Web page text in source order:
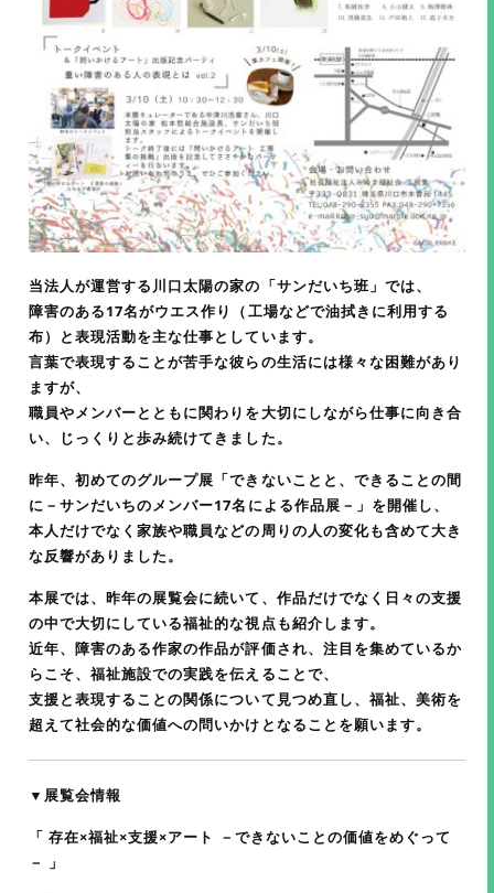
当法人が運営する川口太陽の家の「サンだいち班」では、
障害のある17名がウエス作り（工場などで油拭きに利用する
布）と表現活動を主な仕事としています。
言葉で表現することが苦手な彼らの生活には様々な困難があり
ますが、
職員やメンバーとともに関わりを大切にしながら仕事に向き合
い、じっくりと歩み続けてきました。
昨年、初めてのグループ展「できないことと、できることの間
に－サンだいちのメンバー17名による作品展－」を開催し、
本人だけでなく家族や職員などの周りの人の変化も含めて大き
な反響がありました。
本展では、昨年の展覧会に続いて、作品だけでなく日々の支援
の中で大切にしている福祉的な視点も紹介します。
近年、障害のある作家の作品が評価され、注目を集めているか
らこそ、福祉施設での実践を伝えることで、
支援と表現することの関係について見つめ直し、福祉、美術を
超えて社会的な価値への問いかけとなることを願います。
▼展覧会情報
「 存在×福祉×支援×アート －できないことの価値をめぐって
－ 」